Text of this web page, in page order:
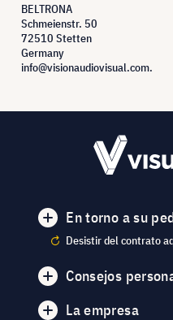
BELTRONA
Schmeienstr. 50
72510 Stetten
Germany
info@visionaudiovisual.com.
En torno a su
Desistir del contrato
Consejos
La empresa